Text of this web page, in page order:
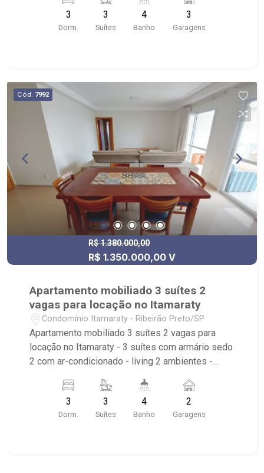
Sacada Gourmet; - Churrasqueira; - 3 vagas
cobertas; - Próximo do Parque Raya, Colégio
Itamaray, Supermercado Dia, Pão de Açúcar e
3
Dorm.
3
Suítes
4
Banho
3
Garagens
Cód. 7992
R$ 1.380.000,00
R$ 1.350.000,00 V
Apartamento mobiliado 3 suítes 2
vagas para locação no Itamaraty
Condomínio Itamaraty - Ribeirão Preto/SP
Apartamento mobiliado 3 suítes 2 vagas para
locação no Itamaraty - 3 suítes com armário sedo
2 com ar-condicionado - living 2 ambientes -
sacada gourmet com churrasqueira fechamento
em blindex e persiana - banheiro social
Condomínio com: - sauna - academia - play
3
Dorm.
3
Suítes
4
Banho
2
Garagens